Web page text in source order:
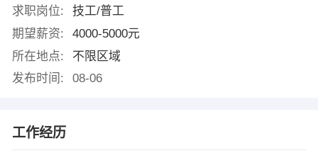
求职岗位:
技工/普工
期望薪资:
4000-5000元
所在地点:
不限区域
发布时间:
08-06
工作经历